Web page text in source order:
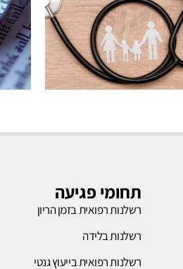
רשלנות
לחץ כאן
תחומי פגיעה
רשלנות רפואית בזמן הריון
רשלנות בלידה
רשלנות רפואית בייעוץ גנטי